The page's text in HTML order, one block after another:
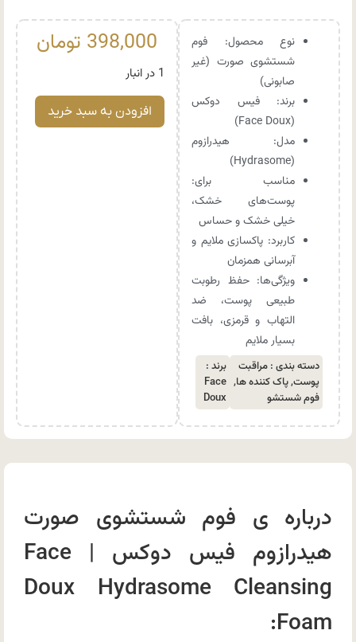
نوع محصول: فوم
شستشوی صورت (غیر
صابونی)
برند: فیس دوکس
(Face Doux)
مدل: هیدرازوم
(Hydrasome)
مناسب برای:
پوست‌های خشک،
خیلی خشک و حساس
کاربرد: پاکسازی ملایم و
آبرسانی همزمان
ویژگی‌ها: حفظ رطوبت
طبیعی پوست، ضد
التهاب و قرمزی، بافت
بسیار ملایم
دسته بندی : مراقبت
پوست,پاک کننده ها,
فوم شستشو
برند :
Face
Doux
398,000 تومان
1 در انبار
افزودن به سبد خرید
درباره ی فوم شستشوی صورت
هیدرازوم فیس دوکس | Face
Doux Hydrasome Cleansing
Foam: